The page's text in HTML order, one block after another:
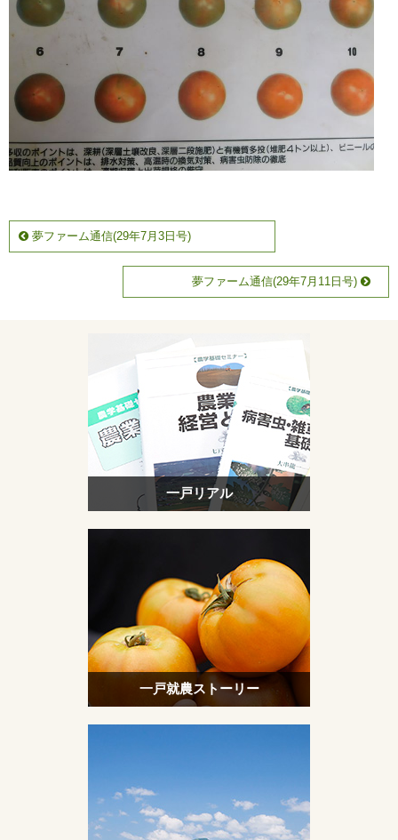
夢ファーム通信(29年7月3日号)
夢ファーム通信(29年7月11日号)
一戸リアル
一戸就農ストーリー